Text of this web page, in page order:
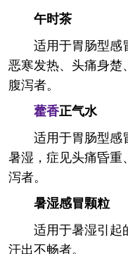
午时茶
适用于胃肠型感
恶寒发热、头痛身楚
腹泻者。
藿香正气水
适用于胃肠型感
暑湿，症见头痛昏
泻者。
暑湿感冒颗粒
适用于暑湿引起
汗出不畅者。